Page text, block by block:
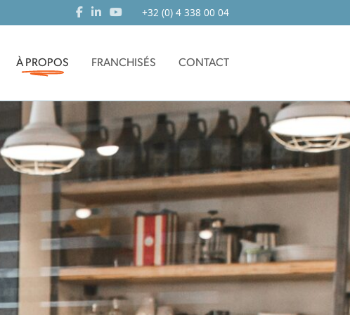
+32 (0) 4 338 00 04
À PROPOS FRANCHISÉS CONTACT